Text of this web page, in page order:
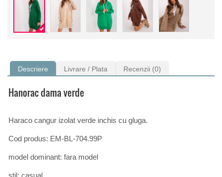
Descriere Livrare / Plata Recenzii (0)
Hanorac dama verde
Haraco cangur izolat verde inchis cu gluga.
Cod produs: EM-BL-704.99P
model dominant: fara model
stil: casual